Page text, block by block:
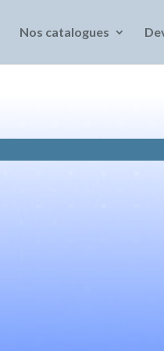
Nos catalogues